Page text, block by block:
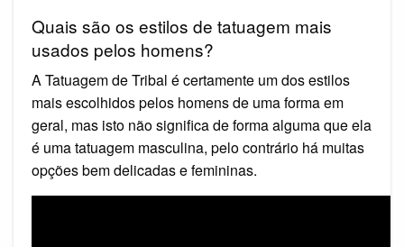
Quais são os estilos de tatuagem mais
usados pelos homens?
A Tatuagem de Tribal é certamente um dos estilos
mais escolhidos pelos homens de uma forma em
geral, mas isto não significa de forma alguma que ela
é uma tatuagem masculina, pelo contrário há muitas
opções bem delicadas e femininas.